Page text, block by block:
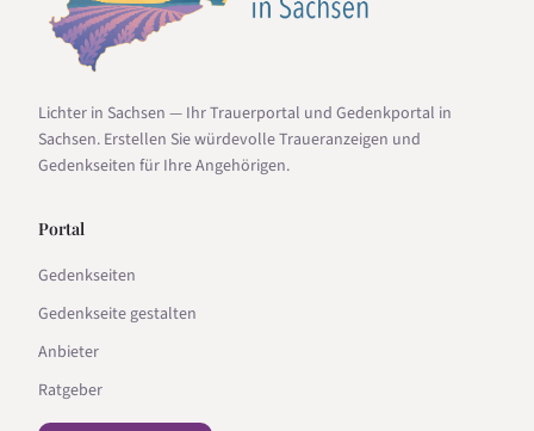
Lichter in Sachsen — Ihr Trauerportal und Gedenkportal in
Sachsen. Erstellen Sie würdevolle Traueranzeigen und
Gedenkseiten für Ihre Angehörigen.
Portal
Gedenkseiten
Gedenkseite gestalten
Anbieter
Ratgeber